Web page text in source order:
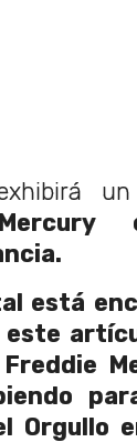
Mercury
está
Orgullo